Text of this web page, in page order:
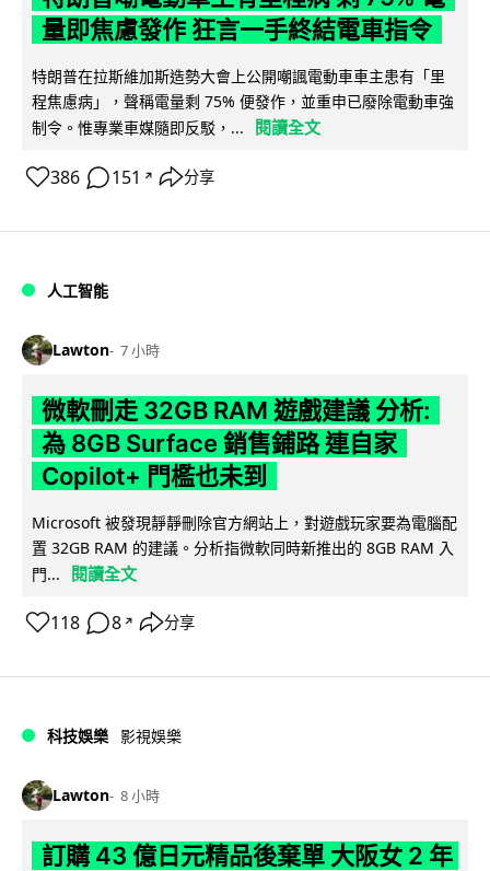
量即焦慮發作 狂言一手終結電車指令
特朗普在拉斯維加斯造勢大會上公開嘲諷電動車車主患有「里
程焦慮病」，聲稱電量剩 75% 便發作，並重申已廢除電動車強
制令。惟專業車媒隨即反駁，...
閱讀全文
386 151 ↗ 分享
人工智能
Lawton 7 小時
微軟刪走 32GB RAM 遊戲建議 分析:
為 8GB Surface 銷售鋪路 連自家
Copilot+ 門檻也未到
Microsoft 被發現靜靜刪除官方網站上，對遊戲玩家要為電腦配
置 32GB RAM 的建議。分析指微軟同時新推出的 8GB RAM 入
門...
閱讀全文
118 8 ↗ 分享
科技娛樂 影視娛樂
Lawton 8 小時
訂購 43 億日元精品後棄單 大阪女 2 年